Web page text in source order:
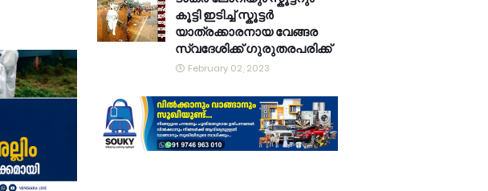
കൂട്ടി ഇടിച്ച് സ്കൂട്ടർ
യാത്രക്കാരനായ വേങ്ങര
സ്വദേശിക്ക് ഗുരുതരപരിക്ക്
February 02, 2023